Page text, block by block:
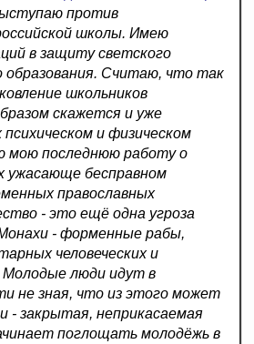
против
школы. Имею
в защиту светского
образования. Считаю, что так
школьников
скажется и уже
и физическом
мою последнюю работу о
ужасающе бесправном
православных
- это ещё одна угроза
- форменные рабы,
человеческих и
Молодые люди идут в
не зная, что из этого может
закрытая, неприкасаемая
поглощать молодёжь в